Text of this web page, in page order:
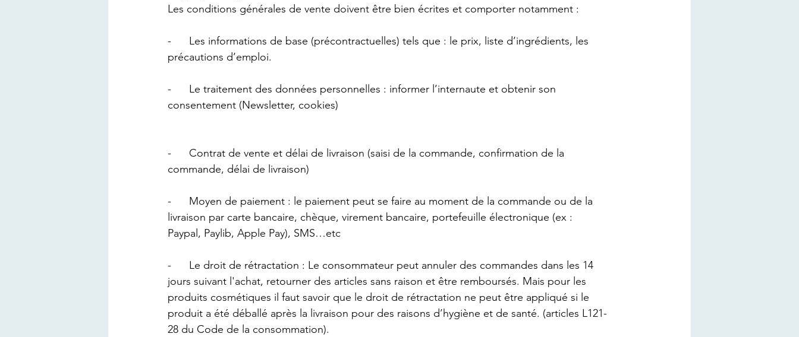
Les conditions générales de vente doivent être bien écrites et comporter notamment :
- Les informations de base (précontractuelles) tels que : le prix, liste d’ingrédients, les
précautions d’emploi.
- Le traitement des données personnelles : informer l’internaute et obtenir son
consentement (Newsletter, cookies)
- Contrat de vente et délai de livraison (saisi de la commande, confirmation de la
commande, délai de livraison)
- Moyen de paiement : le paiement peut se faire au moment de la commande ou de la
livraison par carte bancaire, chèque, virement bancaire, portefeuille électronique (ex :
Paypal, Paylib, Apple Pay), SMS…etc
- Le droit de rétractation : Le consommateur peut annuler des commandes dans les 14
jours suivant l'achat, retourner des articles sans raison et être remboursés. Mais pour les
produits cosmétiques il faut savoir que le droit de rétractation ne peut être appliqué si le
produit a été déballé après la livraison pour des raisons d’hygiène et de santé. (articles L121-
28 du Code de la consommation).